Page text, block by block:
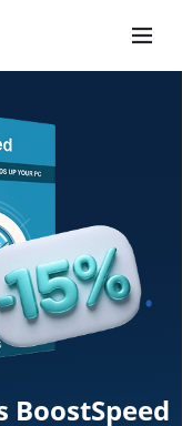
BoostSpeed